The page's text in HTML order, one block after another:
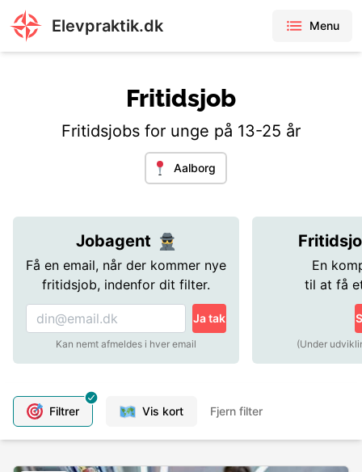
Elevpraktik.dk Menu
Fritidsjob
Fritidsjobs for unge på 13-25 år
Aalborg
Jobagent
Få en email, når der kommer nye
fritidsjob, indenfor dit filter.
Ja tak
Kan nemt afmeldes i hver email
En
til at få
(Under
Filtrer Vis kort Fjern filter